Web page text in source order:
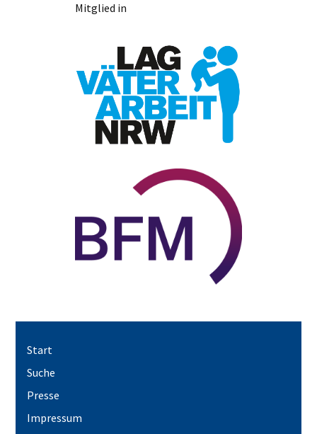
Mitglied in
Start
Suche
Presse
Impressum